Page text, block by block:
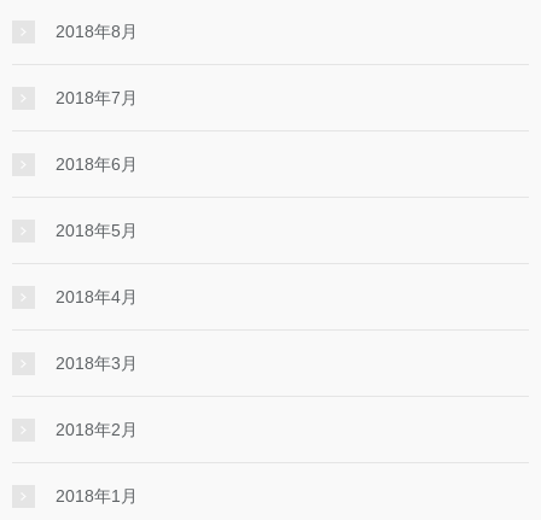
2018年8月
2018年7月
2018年6月
2018年5月
2018年4月
2018年3月
2018年2月
2018年1月